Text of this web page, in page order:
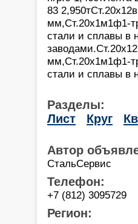
83
мм,Ст.20х1м1ф1-
стали и сплавы в
мм,Ст.20х1м1ф1-
стали и сплавы в
Разделы:
Лист
Круг
Автор
СтальСервис
Телефон:
+7 (812) 3095729
Регион: